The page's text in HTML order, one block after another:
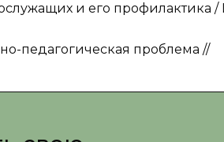
и его профилактика /
педагогическая проблема //